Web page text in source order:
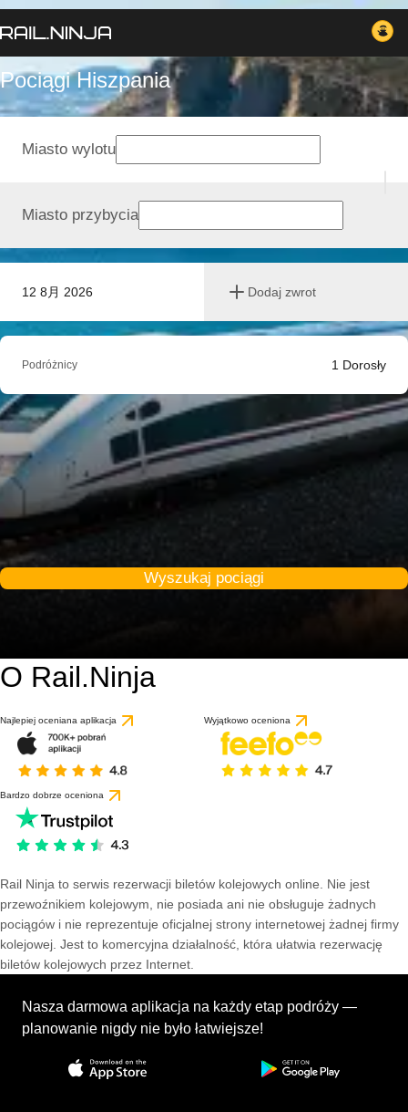
Pociągi Hiszpania
12 8月 2026 Dodaj zwrot
Miasto wylotu
Miasto przybycia
Podróżnicy 1 Dorosły
Wyszukaj pociągi
O Rail.Ninja
Najlepiej oceniana aplikacja Wyjątkowo oceniona
Bardzo dobrze oceniona
Rail Ninja to serwis rezerwacji biletów kolejowych online. Nie jest
przewoźnikiem kolejowym, nie posiada ani nie obsługuje żadnych
pociągów i nie reprezentuje oficjalnej strony internetowej żadnej firmy
kolejowej. Jest to komercyjna działalność, która ułatwia rezerwację
biletów kolejowych przez Internet.
Nasza darmowa aplikacja na każdy etap podróży —
planowanie nigdy nie było łatwiejsze!